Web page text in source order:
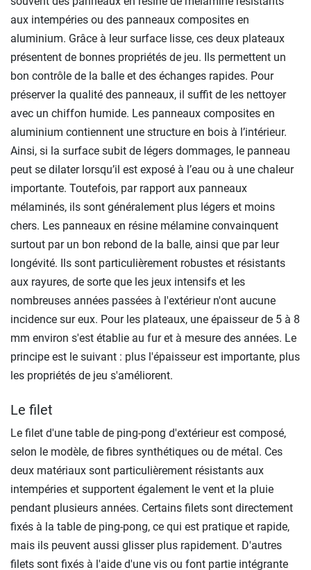
aux intempéries ou des panneaux composites en
aluminium. Grâce à leur surface lisse, ces deux plateaux
présentent de bonnes propriétés de jeu. Ils permettent un
bon contrôle de la balle et des échanges rapides. Pour
préserver la qualité des panneaux, il suffit de les nettoyer
avec un chiffon humide. Les panneaux composites en
aluminium contiennent une structure en bois à l’intérieur.
Ainsi, si la surface subit de légers dommages, le panneau
peut se dilater lorsqu’il est exposé à l’eau ou à une chaleur
importante. Toutefois, par rapport aux panneaux
mélaminés, ils sont généralement plus légers et moins
chers. Les panneaux en résine mélamine convainquent
surtout par un bon rebond de la balle, ainsi que par leur
longévité. Ils sont particulièrement robustes et résistants
aux rayures, de sorte que les jeux intensifs et les
nombreuses années passées à l'extérieur n'ont aucune
incidence sur eux. Pour les plateaux, une épaisseur de 5 à 8
mm environ s'est établie au fur et à mesure des années. Le
principe est le suivant : plus l'épaisseur est importante, plus
les propriétés de jeu s'améliorent.
Le filet
Le filet d'une table de ping-pong d'extérieur est composé,
selon le modèle, de fibres synthétiques ou de métal. Ces
deux matériaux sont particulièrement résistants aux
intempéries et supportent également le vent et la pluie
pendant plusieurs années. Certains filets sont directement
fixés à la table de ping-pong, ce qui est pratique et rapide,
mais ils peuvent aussi glisser plus rapidement. D'autres
filets sont fixés à l'aide d'une vis ou font partie intégrante